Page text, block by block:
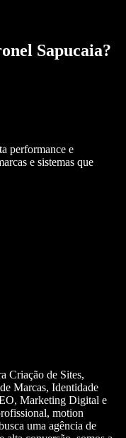
Sapucaia?
performance e
e sistemas que
Criação de Sites,
Marcas, Identidade
Marketing Digital e
motion
uma agência de